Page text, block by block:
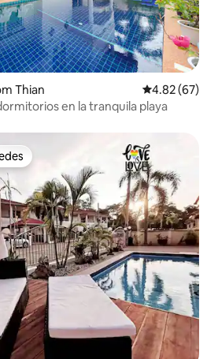
Thian Calificación
4.82 (67)
en la tranquila playa